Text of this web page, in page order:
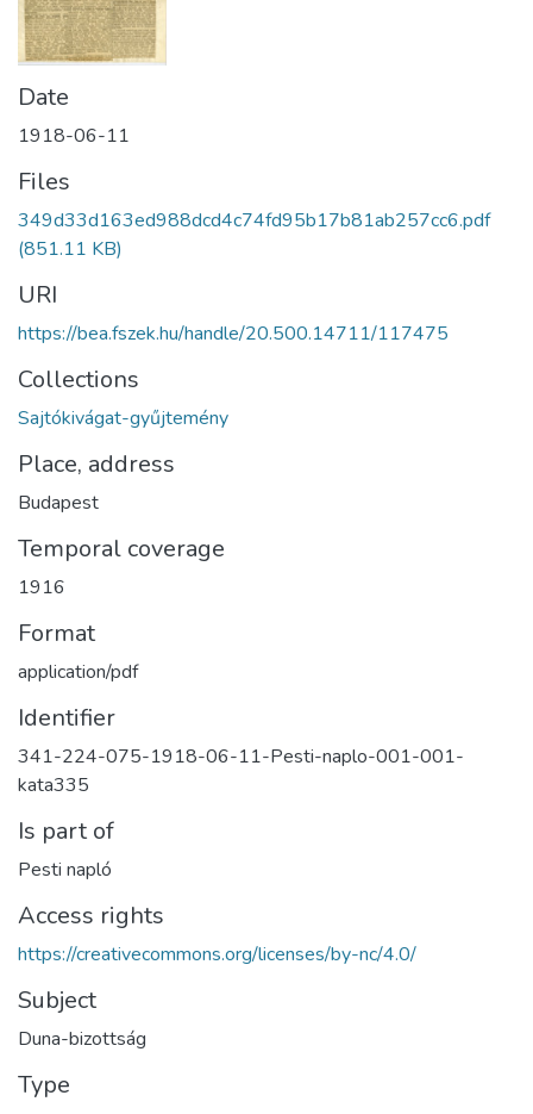
Date
1918-06-11
Files
349d33d163ed988dcd4c74fd95b17b81ab257cc6.pdf
(851.11 KB)
URI
https://bea.fszek.hu/handle/20.500.14711/117475
Collections
Sajtókivágat-gyűjtemény
Place, address
Budapest
Temporal coverage
1916
Format
application/pdf
Identifier
341-224-075-1918-06-11-Pesti-naplo-001-001-
kata335
Is part of
Pesti napló
Access rights
https://creativecommons.org/licenses/by-nc/4.0/
Subject
Duna-bizottság
Type